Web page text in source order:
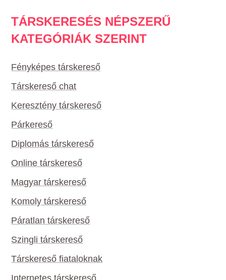
TÁRSKERESÉS NÉPSZERŰ
KATEGÓRIÁK SZERINT
Fényképes társkereső
Társkereső chat
Keresztény társkereső
Párkereső
Diplomás társkereső
Online társkereső
Magyar társkereső
Komoly társkereső
Páratlan társkereső
Szingli társkereső
Társkereső fiataloknak
Internetes társkereső